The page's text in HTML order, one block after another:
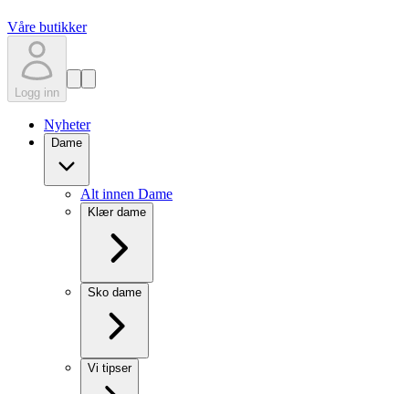
Våre butikker
Logg inn
Nyheter
Dame
Alt innen Dame
Klær dame
Sko dame
Vi tipser